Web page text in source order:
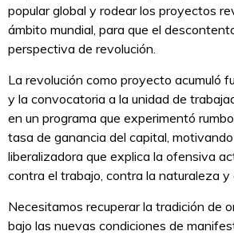
popular global y rodear los proyectos
ámbito mundial, para que el
perspectiva de revolución.
La revolución como proyecto acumuló
y la convocatoria a la unidad de
en un programa que experimentó
tasa de ganancia del capital,
liberalizadora que explica la ofensiva
contra el trabajo, contra la naturaleza y
Necesitamos recuperar la tradición de
bajo las nuevas condiciones de